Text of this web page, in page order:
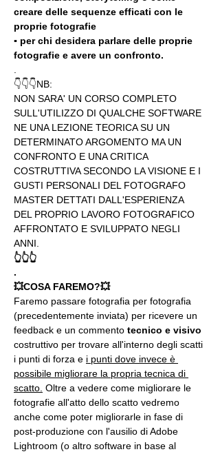
creare delle sequenze efficati con le
proprie fotografie
▪️ per chi desidera parlare delle proprie
fotografie e avere un confronto.
👇👇👇NB:
NON SARA' UN CORSO COMPLETO
SULL'UTILIZZO DI QUALCHE SOFTWARE
NE UNA LEZIONE TEORICA SU UN
DETERMINATO ARGOMENTO MA UN
CONFRONTO E UNA CRITICA
COSTRUTTIVA SECONDO LA VISIONE E I
GUSTI PERSONALI DEL FOTOGRAFO
MASTER DETTATI DALL'ESPERIENZA
DEL PROPRIO LAVORO FOTOGRAFICO
AFFRONTATO E SVILUPPATO NEGLI
ANNI.
👆👆👆
.
💥COSA FAREMO?💥
Faremo passare fotografia per fotografia
(precedentemente inviata) per ricevere un
feedback e un commento tecnico e visivo
costruttivo per trovare all'interno degli scatti
i punti di forza e i punti dove invece è
possibile migliorare la propria tecnica di
scatto. Oltre a vedere come migliorare le
fotografie all'atto dello scatto vedremo
anche come poter migliorarle in fase di
post-produzione con l'ausilio di Adobe
Lightroom (o altro software in base al